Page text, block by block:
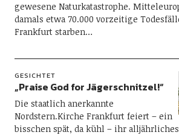
gewesene Naturkatastrophe.
damals etwa 70.000 vorzeitige
Frankfurt starben…
GESICHTET
„Praise God for Jägerschnitzel!“
Die staatlich anerkannte
Nordstern.Kirche Frankfurt feiert – ein
bisschen spät, da kühl – ihr